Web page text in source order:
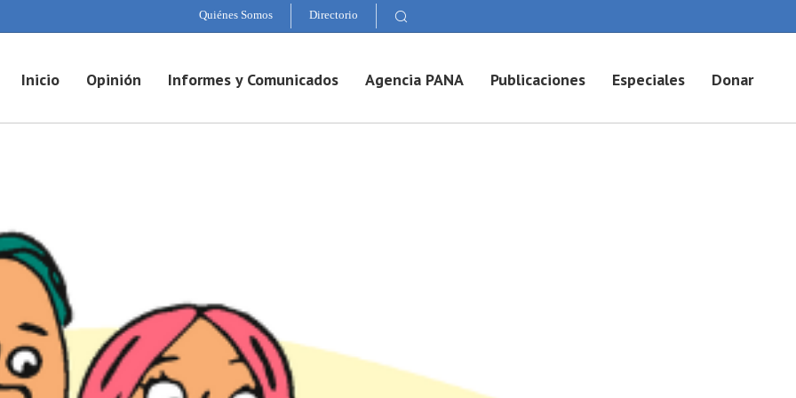
Quiénes Somos Directorio
Inicio Opinión Informes y Comunicados Agencia PANA Publicaciones Especiales Donar